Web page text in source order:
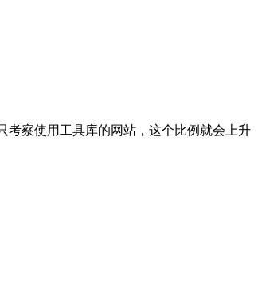
察使用工具库的网站，这个比例就会上升